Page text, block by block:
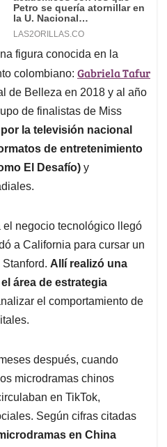
figura conocida en la
colombiano: Gabriela Tafur
de Belleza en 2018 y al año
de finalistas de Miss
la televisión nacional
de entretenimiento
El Desafío) y
negocio tecnológico llegó
a California para cursar un
Allí realizó una
área de estrategia
el comportamiento de
después, cuando
microdramas chinos
en TikTok,
Según cifras citadas
en China